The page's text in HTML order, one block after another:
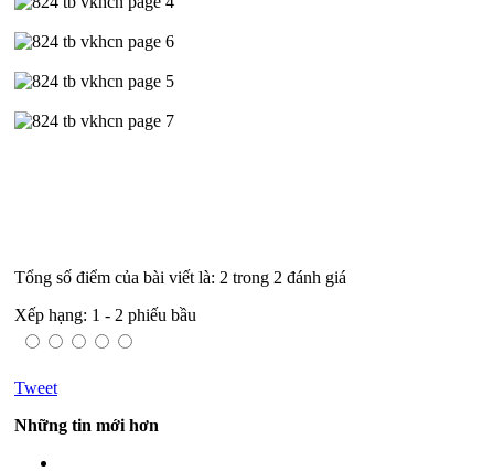
Tổng số điểm của bài viết là: 2 trong 2 đánh giá
Xếp hạng: 1 - 2 phiếu bầu
Tweet
Những tin mới hơn